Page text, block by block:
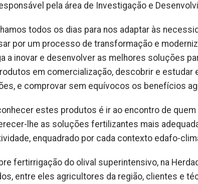
pela área de Investigação e
todos os dias para nos adaptar às
por um processo de transformação e
a inovar e desenvolver as melhores soluções
em comercialização, descobrir e estudar
e comprovar sem equívocos os benefícios
estes produtos é ir ao encontro de
lhe as soluções fertilizantes mais
enquadrado por cada contexto edafo-
fertirrigação do olival superintensivo, na
entre eles agricultores da região, clientes e